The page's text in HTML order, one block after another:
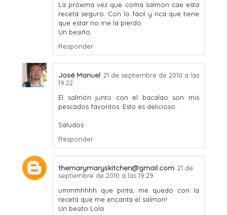
La próxima vez que coma salmón cae esta
receta seguro. Con lo fácil y rica que tiene
que estar no me la pierdo.
Un besiño.
Responder
José Manuel 21 de septiembre de 2010 a las
19:22
El salmón junto con el bacalao son mis
pescados favoritos. Esto es delicioso.
Saludos
Responder
themarymaryskitchen@gmail.com 21 de
septiembre de 2010 a las 19:29
ummmhhhh que pinta, me quedo con la
receta que me encanta el salmon!
Un besito Lola